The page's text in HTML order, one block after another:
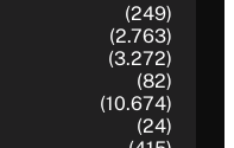
(249)
(2.763)
(3.272)
(82)
(10.674)
(24)